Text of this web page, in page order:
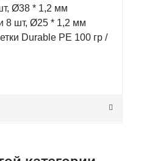
Ø38 * 1,2 мм
8 шт, Ø25 * 1,2 мм
Durable PE 100 гр /